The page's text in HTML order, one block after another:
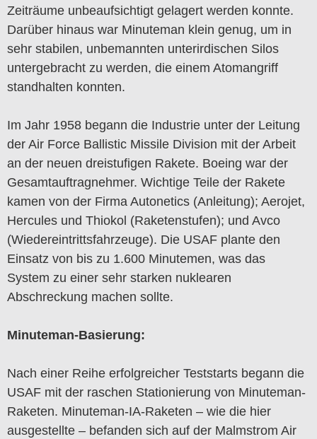
Zeiträume unbeaufsichtigt gelagert werden konnte.
Darüber hinaus war Minuteman klein genug, um in
sehr stabilen, unbemannten unterirdischen Silos
untergebracht zu werden, die einem Atomangriff
standhalten konnten.
Im Jahr 1958 begann die Industrie unter der Leitung
der Air Force Ballistic Missile Division mit der Arbeit
an der neuen dreistufigen Rakete. Boeing war der
Gesamtauftragnehmer. Wichtige Teile der Rakete
kamen von der Firma Autonetics (Anleitung); Aerojet,
Hercules und Thiokol (Raketenstufen); und Avco
(Wiedereintrittsfahrzeuge). Die USAF plante den
Einsatz von bis zu 1.600 Minutemen, was das
System zu einer sehr starken nuklearen
Abschreckung machen sollte.
Minuteman-Basierung:
Nach einer Reihe erfolgreicher Teststarts begann die
USAF mit der raschen Stationierung von Minuteman-
Raketen. Minuteman-IA-Raketen – wie die hier
ausgestellte – befanden sich auf der Malmstrom Air